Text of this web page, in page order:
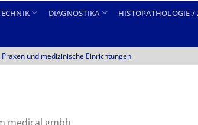
DIAGNOSTIKA HISTOPATHOLOGIE /
und medizinische Einrichtungen